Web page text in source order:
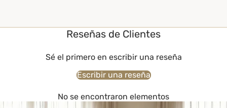
Reseñas de Clientes
Sé el primero en escribir una reseña
Escribir una reseña
No se encontraron elementos